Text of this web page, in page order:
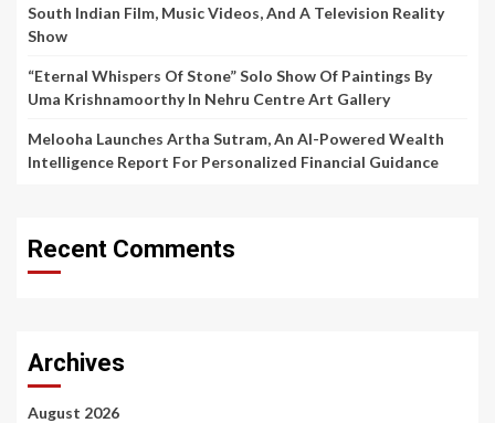
South Indian Film, Music Videos, And A Television Reality
Show
“Eternal Whispers Of Stone” Solo Show Of Paintings By
Uma Krishnamoorthy In Nehru Centre Art Gallery
Melooha Launches Artha Sutram, An AI-Powered Wealth
Intelligence Report For Personalized Financial Guidance
Recent Comments
Archives
August 2026